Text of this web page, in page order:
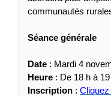
communautés
Séance générale
Date : Mardi 4
Heure : De 18 h à
Inscription :